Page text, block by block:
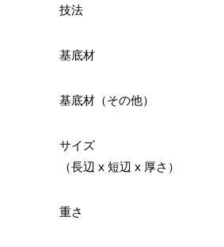
技法
基底材
基底材（その他）
サイズ
（長辺 x 短辺 x 厚さ）
重さ